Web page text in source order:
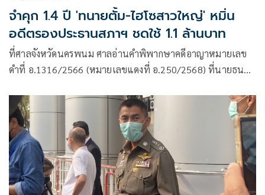
จำคุก 1.4 ปี 'ทนายตั้ม-ไฮโซสาวใหญ่' หมิ่น
อดีตรองประธานสภาฯ ชดใช้ 1.1 ล้านบาท
ที่ศาลจังหวัดนครพนม ศาลอ่านคำพิพากษาคดีอาญาหมายเลข
ดำที่ อ.1316/2566 (หมายเลขแดงที่ อ.250/2568) ที่นายธน
ราษฎร